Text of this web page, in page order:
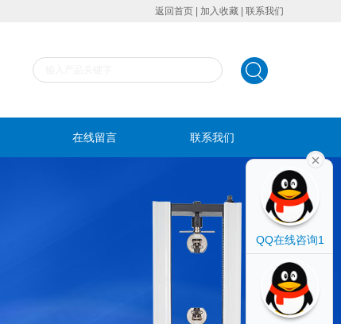
返回首页 加入收藏 联系我们
在线留言 联系我们
QQ在线咨询1